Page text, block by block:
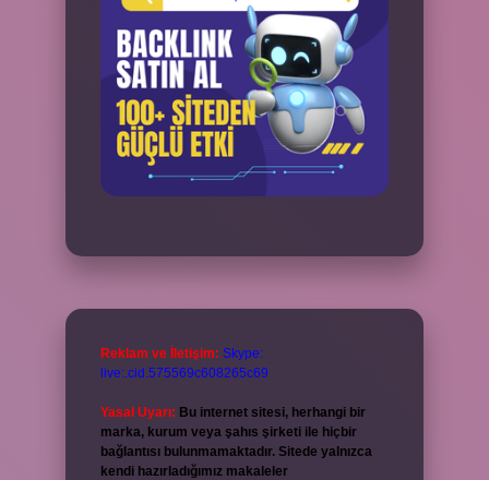
Reklam ve İletişim: Skype:
live:.cid.575569c608265c69
Yasal Uyarı: Bu internet sitesi, herhangi bir
marka, kurum veya şahıs şirketi ile hiçbir
bağlantısı bulunmamaktadır. Sitede yalnızca
kendi hazırladığımız makaleler